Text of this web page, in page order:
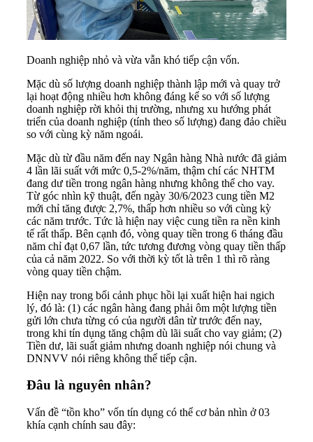
Doanh nghiệp nhỏ và vừa vẫn khó tiếp cận vốn.
Mặc dù số lượng doanh nghiệp thành lập mới và quay trở
lại hoạt động nhiều hơn không đáng kể so với số lượng
doanh nghiệp rời khỏi thị trường, nhưng xu hướng phát
triển của doanh nghiệp (tính theo số lượng) đang đảo chiều
so với cùng kỳ năm ngoái.
Mặc dù từ đầu năm đến nay Ngân hàng Nhà nước đã giảm
4 lần lãi suất với mức 0,5-2%/năm, thậm chí các NHTM
đang dư tiền trong ngân hàng nhưng không thể cho vay.
Từ góc nhìn kỹ thuật, đến ngày 30/6/2023 cung tiền M2
mới chỉ tăng được 2,7%, thấp hơn nhiều so với cùng kỳ
các năm trước. Tức là hiện nay việc cung tiền ra nền kinh
tế rất thấp. Bên cạnh đó, vòng quay tiền trong 6 tháng đầu
năm chỉ đạt 0,67 lần, tức tương đương vòng quay tiền thấp
của cả năm 2022. So với thời kỳ tốt là trên 1 thì rõ ràng
vòng quay tiền chậm.
Hiện nay trong bối cảnh phục hồi lại xuất hiện hai ngich
lý, đó là: (1) các ngân hàng đang phải ôm một lượng tiền
gửi lớn chưa từng có của người dân từ trước đến nay,
trong khi tín dụng tăng chậm dù lãi suất cho vay giảm; (2)
Tiền dư, lãi suất giảm nhưng doanh nghiệp nói chung và
DNNVV nói riêng không thể tiếp cận.
Đâu là nguyên nhân?
Vấn đề “tồn kho” vốn tín dụng có thể cơ bản nhìn ở 03
khía cạnh chính sau đây: